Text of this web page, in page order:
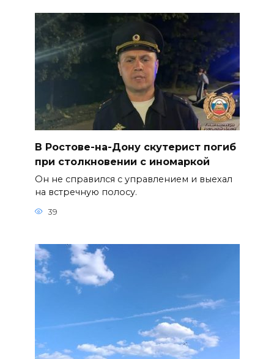
В Ростове-на-Дону скутерист погиб
при столкновении с иномаркой
Он не справился с управлением и выехал
на встречную полосу.
39